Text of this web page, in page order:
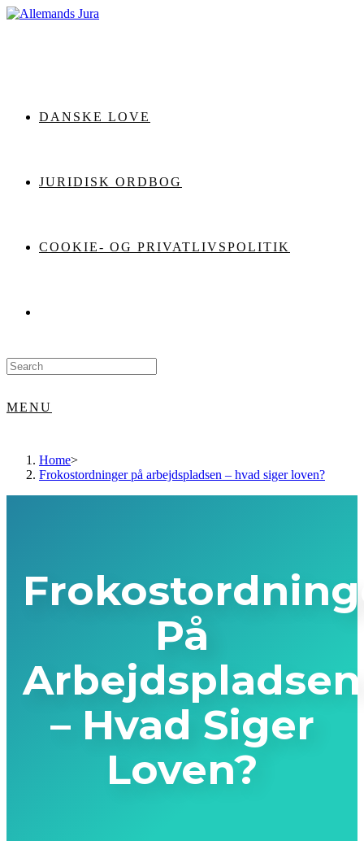
Skip
DANSKE LOVE
JURIDISK ORDBOG
COOKIE- OG PRIVATLIVSPOLITIK
Search
for:
MENU
Home>
Frokostordninger på arbejdspladsen – hvad siger loven?
På
Arbejdspladsen
– Hvad Siger
Loven?